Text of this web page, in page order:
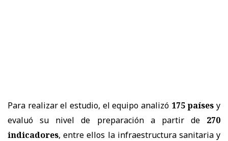
Para realizar el estudio, el equipo analizó 175 países y
evaluó su nivel de preparación a partir de 270
indicadores, entre ellos la infraestructura sanitaria y